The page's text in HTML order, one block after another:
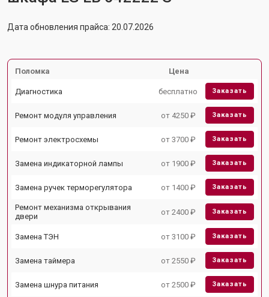
Дата обновления прайса: 20.07.2026
Поломка Цена
Диагностика бесплатно Заказать
Ремонт модуля управления от 4250 ₽ Заказать
Ремонт электросхемы от 3700 ₽ Заказать
Замена индикаторной лампы от 1900 ₽ Заказать
Замена ручек терморегулятора от 1400 ₽ Заказать
Ремонт механизма открывания
двери
от 2400 ₽ Заказать
Замена ТЭН от 3100 ₽ Заказать
Замена таймера от 2550 ₽ Заказать
Замена шнура питания от 2500 ₽ Заказать